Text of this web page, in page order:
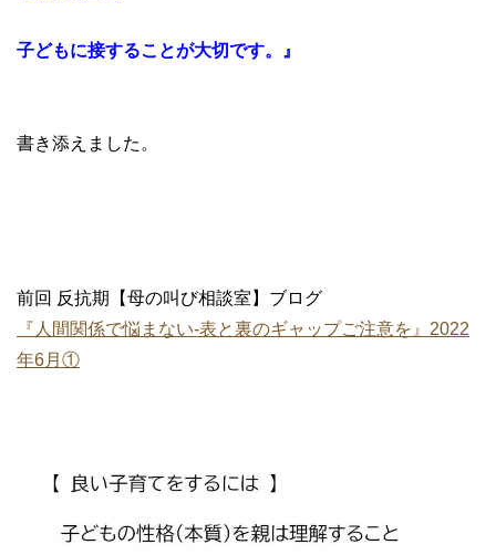
子どもに接することが大切です。』
書き添えました。
前回 反抗期【母の叫び相談室】ブログ
『人間関係で悩まない‐表と裏のギャップご注意を』2022
年6月①